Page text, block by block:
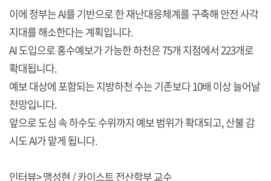
이에 정부는 AI를 기반으로 한 재난대응체계를 구축해 안전 사각
지대를 해소한다는 계획입니다.
AI 도입으로 홍수예보가 가능한 하천은 75개 지점에서 223개로
확대됩니다.
예보 대상에 포함되는 지방하천 수는 기존보다 10배 이상 늘어날
전망입니다.
앞으로 도심 속 하수도 수위까지 예보 범위가 확대되고, 산불 감
시도 AI가 맡게 됩니다.
인터뷰> 맹성현 / 카이스트 전산학부 교수